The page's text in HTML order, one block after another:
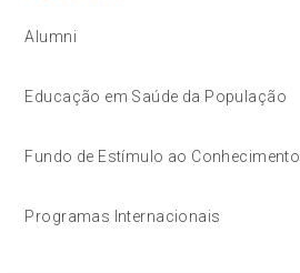
Alumni
Educação em Saúde da População
Fundo de Estímulo ao Conhecimento
Programas Internacionais